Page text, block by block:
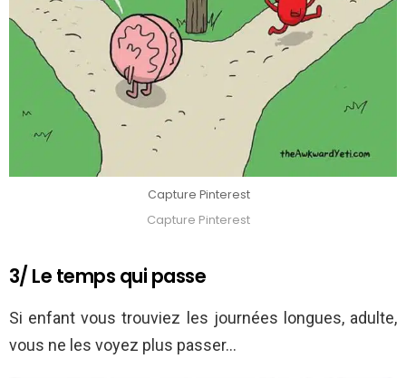
Capture Pinterest
Capture Pinterest
3/ Le temps qui passe
Si enfant vous trouviez les journées longues, adulte,
vous ne les voyez plus passer…